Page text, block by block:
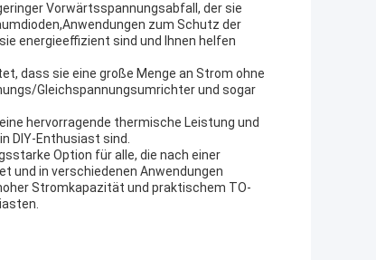
Vorwärtsspannungsabfall, der sie
zum Schutz der
energieeffizient sind und Ihnen helfen
dass sie eine große Menge an Strom ohne
Gleichspannungsumrichter und sogar
hervorragende thermische Leistung und
DIY-Enthusiast sind.
Option für alle, die nach einer
und in verschiedenen Anwendungen
Stromkapazität und praktischem TO-